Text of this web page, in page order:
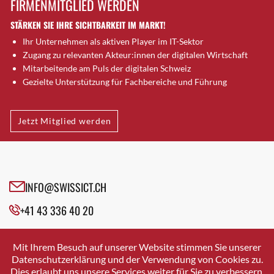
Brütten
Bubendorf
Bubikon
Buchs (SG)
Burgdorf
Bülach
Cazis
Cham
Davos Platz
Davos Platz 1
Dietikon
Dietlikon
FIRMENMITGLIED WERDEN
STÄRKEN SIE IHRE SICHTBARKEIT IM MARKT!
Ihr Unternehmen als aktiven Player im IT-Sektor
Zugang zu relevanten Akteur:innen der digitalen Wirtschaft
Mitarbeitende am Puls der digitalen Schweiz
Gezielte Unterstützung für Fachbereiche und Führung
Jetzt Mitglied werden
INFO@SWISSICT.CH
+41 43 336 40 20
SWISSICT
VULKANSTRASSE 120
8048 ZURICH
Mit Ihrem Besuch auf unserer Website stimmen Sie unserer
Datenschutzerklärung und der Verwendung von Cookies zu.
Dies erlaubt uns unsere Services weiter für Sie zu verbessern.